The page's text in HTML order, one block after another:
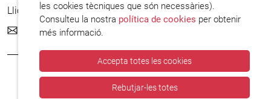
Llicenciat en Periodisme (UAB).
mtorrejon@op-team.com
les cookies tècniques que són necessàries).
Consulteu la nostra política de cookies per obtenir
més informació.
Accepta totes les cookies
Rebutjar-les totes